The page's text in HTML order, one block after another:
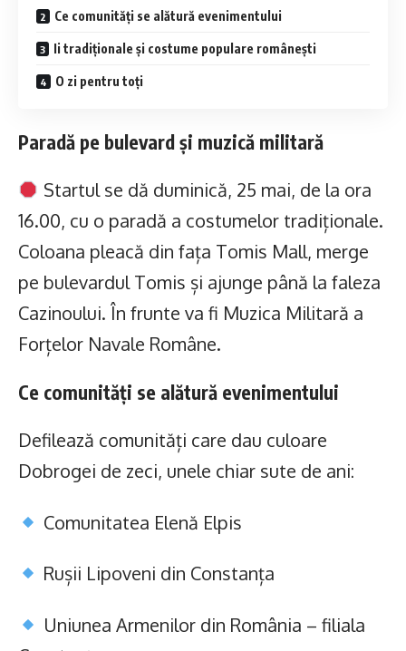
Ce comunități se alătură evenimentului
Ii tradiționale și costume populare românești
O zi pentru toți
Paradă pe bulevard și muzică militară
Startul se dă duminică, 25 mai, de la ora
16.00, cu o paradă a costumelor tradiționale.
Coloana pleacă din fața Tomis Mall, merge
pe bulevardul Tomis și ajunge până la faleza
Cazinoului. În frunte va fi Muzica Militară a
Forțelor Navale Române.
Ce comunități se alătură evenimentului
Defilează comunități care dau culoare
Dobrogei de zeci, unele chiar sute de ani:
Comunitatea Elenă Elpis
Rușii Lipoveni din Constanța
Uniunea Armenilor din România – filiala